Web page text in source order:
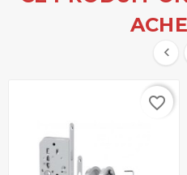

favorite_border